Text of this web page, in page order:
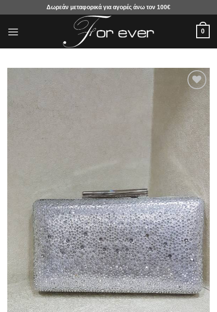
περιεχόμενο
Δωρεάν μεταφορικά για αγορές άνω τον 100€
0
Προσθήκη
στα
αγαπημένα